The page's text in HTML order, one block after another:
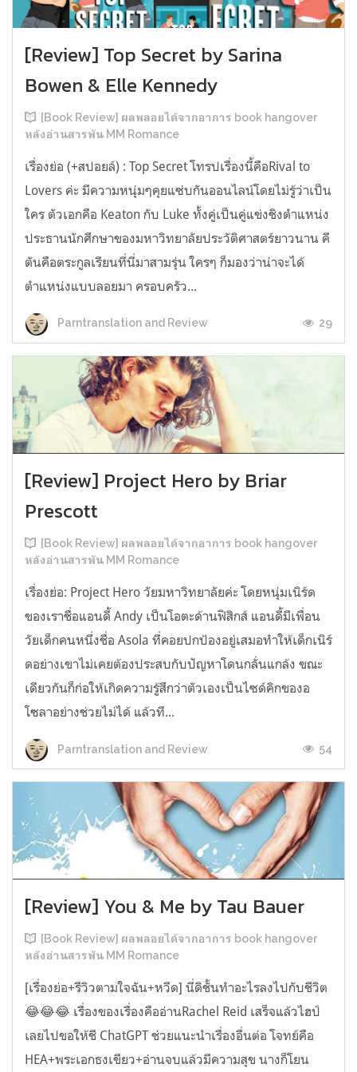
[Review] Top Secret by Sarina
Bowen & Elle Kennedy
[Book Review] ผลพลอยได้จากอาการ book hangover
หลังอ่านสารพัน MM Romance
เรื่องย่อ (+สปอยล์) : Top Secret โทรปเรื่องนี้คือRival to
Lovers ค่ะ มีความหนุ่มๆคุยแซ่บกันออนไลน์โดยไม่รู้ว่าเป็น
ใคร ตัวเอกคือ Keaton กับ Luke ทั้งคู่เป็นคู่แข่งชิงตำแหน่ง
ประธานนักศึกษาของมหาวิทยาลัยประวัติศาสตร์ยาวนาน คี
ตันคือตระกูลเรียนที่นี่มาสามรุ่น ใครๆ ก็มองว่าน่าจะได้
ตำแหน่งแบบลอยมา ครอบครัว...
Parntranslation and Review 29
[Review] Project Hero by Briar
Prescott
[Book Review] ผลพลอยได้จากอาการ book hangover
หลังอ่านสารพัน MM Romance
เรื่องย่อ: Project Hero วัยมหาวิทยาลัยค่ะ โดยหนุ่มเนิร์ด
ของเราชื่อแอนดี้ Andy เป็นโอตะด้านฟิสิกส์ แอนดี้มีเพื่อน
วัยเด็กคนหนึ่งชื่อ Asola ที่คอยปกป้องอยู่เสมอทำให้เด็กเนิร์
ดอย่างเขาไม่เคยต้องประสบกับปัญหาโดนกลั่นแกล้ง ขณะ
เดียวกันก็ก่อให้เกิดความรู้สึกว่าตัวเองเป็นไซด์คิกของอ
โซลาอย่างช่วยไม่ได้ แล้วที...
Parntranslation and Review 54
[Review] You & Me by Tau Bauer
[Book Review] ผลพลอยได้จากอาการ book hangover
หลังอ่านสารพัน MM Romance
[เรื่องย่อ+รีวิวตามใจฉัน+หวีด] นี่ดิชั้นทำอะไรลงไปกับชีวิต
😂😂😂 เรื่องของเรื่องคืออ่านRachel Reid เสร็จแล้วไฮป์
เลยไปขอให้ชี ChatGPT ช่วยแนะนำเรื่องอื่นต่อ โจทย์คือ
HEA+พระเอกธงเขียว+อ่านจบแล้วมีความสุข นางก็โยน